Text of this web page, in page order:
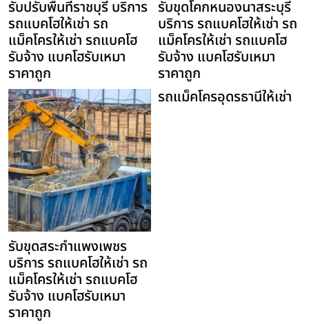
รับปรับพื้นที่ราชบุรี บริการ
รถแบคโฮให้เช่า รถ
แม็คโครให้เช่า รถแบคโฮ
รับจ้าง แบคโฮรับเหมา
ราคาถูก
รับขุดโคกหนองนาสระบุรี
บริการ รถแบคโฮให้เช่า รถ
แม็คโครให้เช่า รถแบคโฮ
รับจ้าง แบคโฮรับเหมา
ราคาถูก
รับขุดสระกำแพงเพชร
บริการ รถแบคโฮให้เช่า รถ
แม็คโครให้เช่า รถแบคโฮ
รับจ้าง แบคโฮรับเหมา
ราคาถูก
รถแม็คโครอุดรธานีให้เช่า